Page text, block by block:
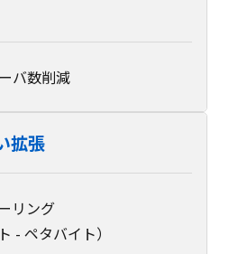
バ数削減
拡張
リング
- ペタバイト）